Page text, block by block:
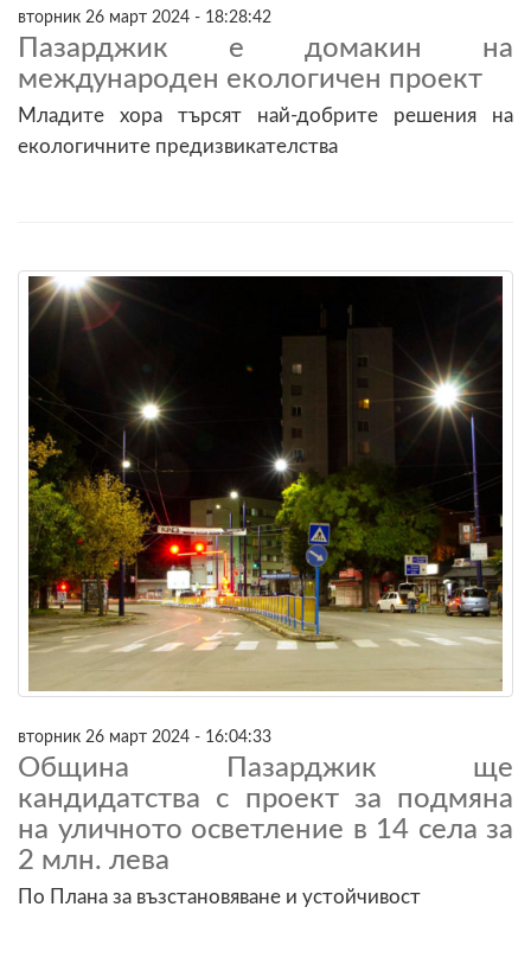
вторник 26 март 2024 - 18:28:42
Пазарджик e домакин на
международен екологичен проект
Младите хора търсят най-добрите решения на
екологичните предизвикателства
вторник 26 март 2024 - 16:04:33
Община Пазарджик ще
кандидатства с проект за подмяна
на уличното осветление в 14 села за
2 млн. лева
По Плана за възстановяване и устойчивост